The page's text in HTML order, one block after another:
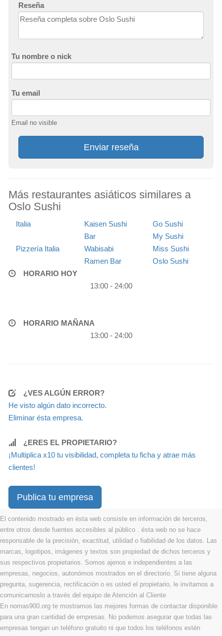
Reseña
Tu nombre o nick
Tu email
Email no visible
Enviar reseña
Más restaurantes asiáticos similares a
Oslo Sushi
Italia
Kaisen Sushi
Bar
Go Sushi
My Sushi
Pizzería Italia
Wabisabi
Ramen Bar
Miss Sushi
Oslo Sushi
HORARIO HOY
13:00 - 24:00
HORARIO MAÑANA
13:00 - 24:00
¿VES ALGÚN ERROR?
He visto algún dato incorrecto.
Eliminar ésta empresa.
¿ERES EL PROPIETARIO?
¡Multiplica x10 tu visibilidad, completa tu ficha y atrae más
clientes!
Publica tu empresa
El contenido mostrado en ésta web consiste en información de terceros,
entre otros desde fuentes accesibles al público . ésta web no se hace
responsable de la precisión, exactitud, utilidad o fiabilidad de los datos. Las
marcas, logotipos, imágenes y textos son propiedad de dichos terceros y
sus respectivos propietarios. Somos ajenos e independientes a las
empresas, negocios, autonómos mostrados en el directorio. Si tiene alguna
pregunta, sugerencia, rectificación o es usted el propietario, le invitamos a
comunicarnoslo a través del equipo de Atención al Cliente
En nomas900.org te mostramos las mejores formas de contactar disponible
para una gran cantidad de empresas. No podemos asegurar que todas las
empresas tengan un teléfono gratuito ni que todos los teléfonos estén